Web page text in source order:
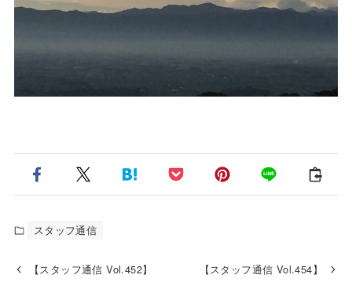
スタッフ通信
【スタッフ通信 Vol.452】 【スタッフ通信 Vol.454】